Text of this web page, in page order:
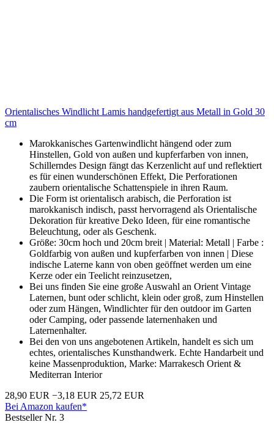
Orientalisches Windlicht Lamis handgefertigt aus Metall in Gold 30
cm
Marokkanisches Gartenwindlicht hängend oder zum
Hinstellen, Gold von außen und kupferfarben von innen,
Schillerndes Design fängt das Kerzenlicht auf und reflektiert
es für einen wunderschönen Effekt, Die Perforationen
zaubern orientalische Schattenspiele in ihren Raum.
Die Form ist orientalisch arabisch, die Perforation ist
marokkanisch indisch, passt hervorragend als Orientalische
Dekoration für kreative Deko Ideen, für eine romantische
Beleuchtung, oder als Geschenk.
Größe: 30cm hoch und 20cm breit | Material: Metall | Farbe :
Goldfarbig von außen und kupferfarben von innen | Diese
indische Laterne kann von oben geöffnet werden um eine
Kerze oder ein Teelicht reinzusetzen,
Bei uns finden Sie eine große Auswahl an Orient Vintage
Laternen, bunt oder schlicht, klein oder groß, zum Hinstellen
oder zum Hängen, Windlichter für den outdoor im Garten
oder Camping, oder passende laternenhaken und
Laternenhalter.
Bei den von uns angebotenen Artikeln, handelt es sich um
echtes, orientalisches Kunsthandwerk. Echte Handarbeit und
keine Massenproduktion, Marke: Marrakesch Orient &
Mediterran Interior
28,90 EUR −3,18 EUR 25,72 EUR
Bei Amazon kaufen*
Bestseller Nr. 3